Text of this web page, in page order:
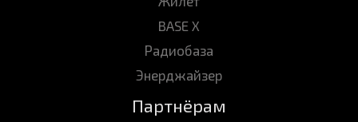
BASE X
Радиобаза
Энерджайзер
Партнёрам